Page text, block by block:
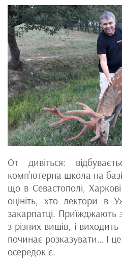
От дивіться:
комп’ютерна школа на
що в Севастополі,
оцініть, хто лектори в
закарпатці. Приїжджають
з різних вишів, і
починає розказувати… І
осередок є.